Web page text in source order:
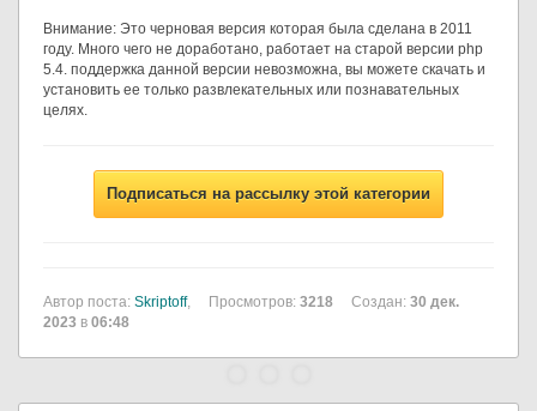
Внимание: Это черновая версия которая была сделана в 2011
году. Много чего не доработано, работает на старой версии php
5.4. поддержка данной версии невозможна, вы можете скачать и
установить ее только развлекательных или познавательных
целях.
Подписаться на рассылку этой категории
Автор поста: Skriptoff, Просмотров: 3218 Создан: 30 дек.
2023 в 06:48